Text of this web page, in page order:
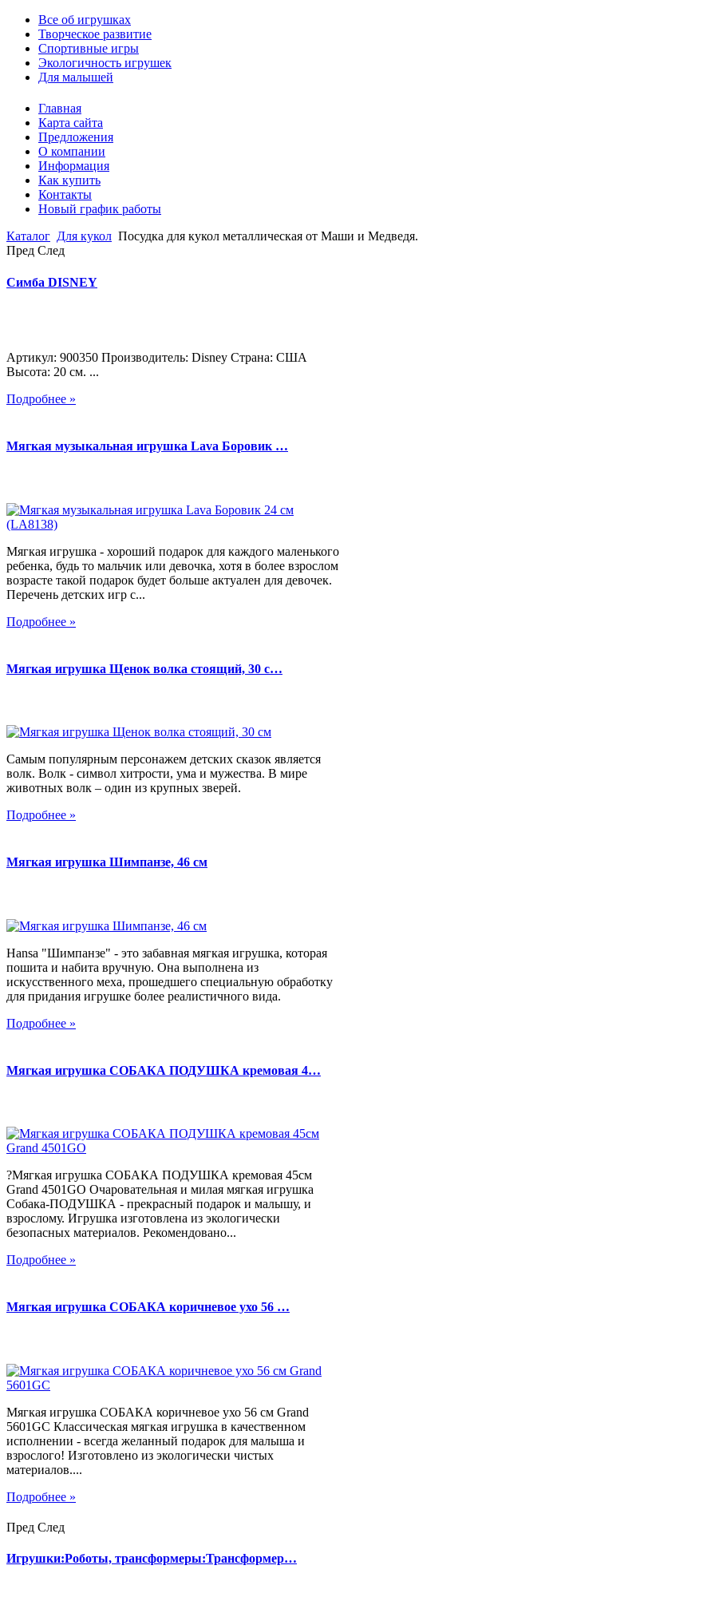
Все об игрушках
Творческое развитие
Спортивные игры
Экологичность игрушек
Для малышей
Главная
Карта сайта
Предложения
О компании
Информация
Как купить
Контакты
Новый график работы
Каталог Для кукол Посудка для кукол металлическая от Маши и Медведя.
Пред След
Симба DISNEY
Артикул: 900350 Производитель: Disney Страна: США
Высота: 20 см. ...
Подробнее »
Мягкая музыкальная игрушка Lava Боровик …
Мягкая игрушка - хороший подарок для каждого маленького
ребенка, будь то мальчик или девочка, хотя в более взрослом
возрасте такой подарок будет больше актуален для девочек.
Перечень детских игр с...
Подробнее »
Мягкая игрушка Щенок волка стоящий, 30 с…
Самым популярным персонажем детских сказок является
волк. Волк - символ хитрости, ума и мужества. В мире
животных волк – один из крупных зверей.
Подробнее »
Мягкая игрушка Шимпанзе, 46 см
Hansa "Шимпанзе" - это забавная мягкая игрушка, которая
пошита и набита вручную. Она выполнена из
искусственного меха, прошедшего специальную обработку
для придания игрушке более реалистичного вида.
Подробнее »
Мягкая игрушка СОБАКА ПОДУШКА кремовая 4…
?Мягкая игрушка СОБАКА ПОДУШКА кремовая 45см
Grand 4501GO Очаровательная и милая мягкая игрушка
Собака-ПОДУШКА - прекрасный подарок и малышу, и
взрослому. Игрушка изготовлена из экологически
безопасных материалов. Рекомендовано...
Подробнее »
Мягкая игрушка СОБАКА коричневое ухо 56 …
Мягкая игрушка СОБАКА коричневое ухо 56 см Grand
5601GC Классическая мягкая игрушка в качественном
исполнении - всегда желанный подарок для малыша и
взрослого! Изготовлено из экологически чистых
материалов....
Подробнее »
Пред След
Игрушки:Роботы, трансформеры:Трансформер…